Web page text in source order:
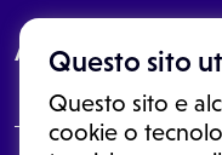
Questo sito
Questo sito e
cookie o
About